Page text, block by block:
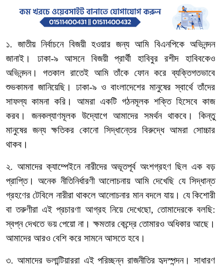
১. জাতীয় নির্বাচনে বিজয়ী হওয়ার জন্য আমি বিএনপিকে অভিনন্দন
জানাই।
ঢাকা-৯ আসনে বিজয়ী প্রার্থী হাবিবুর রশীদ
হাবিবকেও
অভিনন্দন।
গতকাল রাতেই আমি তাঁকে ফোন করে ব্যক্তিগতভাবে
শুভকামনা জানিয়েছি। ঢাকা-৯ ও বাংলাদেশের মানুষের স্বার্থে তাঁদের
সাফল্য কামনা করি। আমরা একটি গঠনমূলক শক্তি হিসেবে কাজ
করব।
জনকল্যাণমূলক উদ্যোগে আমাদের সমর্থন থাকবে।
কিন্তু
মানুষের জন্য ক্ষতিকর কোনো সিদ্ধান্তের বিরুদ্ধে আমরা সোচ্চার
থাকব।
২. আমাদের ক্যাম্পেইনে নারীদের অভূতপূর্ব অংশগ্রহণ ছিল এক বড়
প্রাপ্তি। অনেক নীতিনির্ধারণী আলোচনায় আমি দেখেছি যে সিদ্ধান্ত
গ্রহণের টেবিলে নারীরা থাকলে আলোচনার মান বদলে যায়। যে কিশোরী
বা তরুণীরা এই প্রচারণা আগ্রহ নিয়ে দেখেছো, তোমাদেরকে বলছি:
স্বপ্ন দেখতে ভয় পেয়ো না। ক্ষমতার কেন্দ্রে তোমারও অধিকার আছে।
আমাদের আরও বেশি করে সামনে আসতে হবে।
৩. আমাদের ভলান্টিয়াররা এই পরিচ্ছন্ন রাজনীতির হৃদস্পন্দন। সাধারণ